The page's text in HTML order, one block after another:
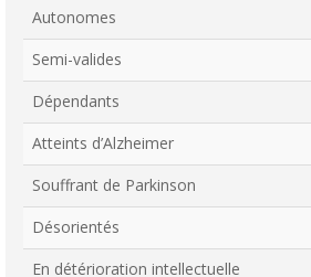
Autonomes
Semi-valides
Dépendants
Atteints d’Alzheimer
Souffrant de Parkinson
Désorientés
En détérioration intellectuelle